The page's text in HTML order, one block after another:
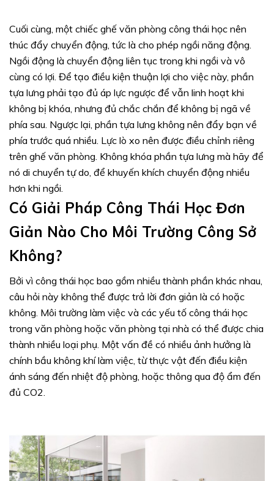
Cuối cùng, một chiếc ghế văn phòng công thái học nên
thúc đẩy chuyển động, tức là cho phép ngồi năng động.
Ngồi động là chuyển động liên tục trong khi ngồi và vô
cùng có lợi. Để tạo điều kiện thuận lợi cho việc này, phần
tựa lưng phải tạo đủ áp lực ngược để vẫn linh hoạt khi
không bị khóa, nhưng đủ chắc chắn để không bị ngã về
phía sau. Ngược lại, phần tựa lưng không nên đẩy bạn về
phía trước quá nhiều. Lực lò xo nên được điều chỉnh riêng
trên ghế văn phòng. Không khóa phần tựa lưng mà hãy để
nó di chuyển tự do, để khuyến khích chuyển động nhiều
hơn khi ngồi.
Có Giải Pháp Công Thái Học Đơn
Giản Nào Cho Môi Trường Công Sở
Không?
Bởi vì công thái học bao gồm nhiều thành phần khác nhau,
câu hỏi này không thể được trả lời đơn giản là có hoặc
không. Môi trường làm việc và các yếu tố công thái học
trong văn phòng hoặc văn phòng tại nhà có thể được chia
thành nhiều loại phụ. Một vấn đề có nhiều ảnh hưởng là
chính bầu không khí làm việc, từ thực vật đến điều kiện
ánh sáng đến nhiệt độ phòng, hoặc thông qua độ ẩm đến
đủ CO2.